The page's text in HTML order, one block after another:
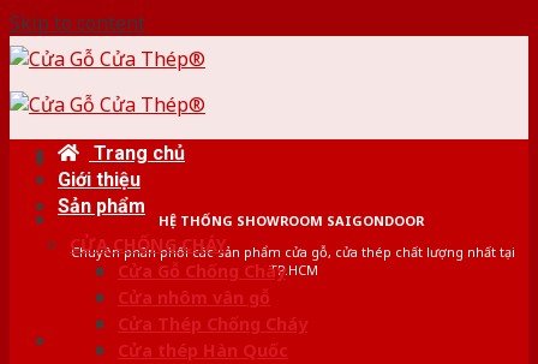
Skip to content
HỆ THỐNG SHOWROOM SAIGONDOOR
Chuyên phân phối các sản phẩm cửa gỗ, cửa thép chất lượng nhất tại
TP.HCM
Trang chủ
Giới thiệu
Sản phẩm
CỬA CHỐNG CHÁY
Cửa Gỗ Chống Cháy
Cửa nhôm vân gỗ
Cửa Thép Chống Cháy
Cửa thép Hàn Quốc